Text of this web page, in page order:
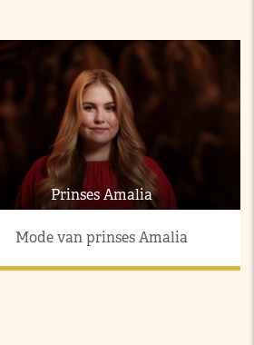
Prinses Amalia
Mode van prinses Amalia